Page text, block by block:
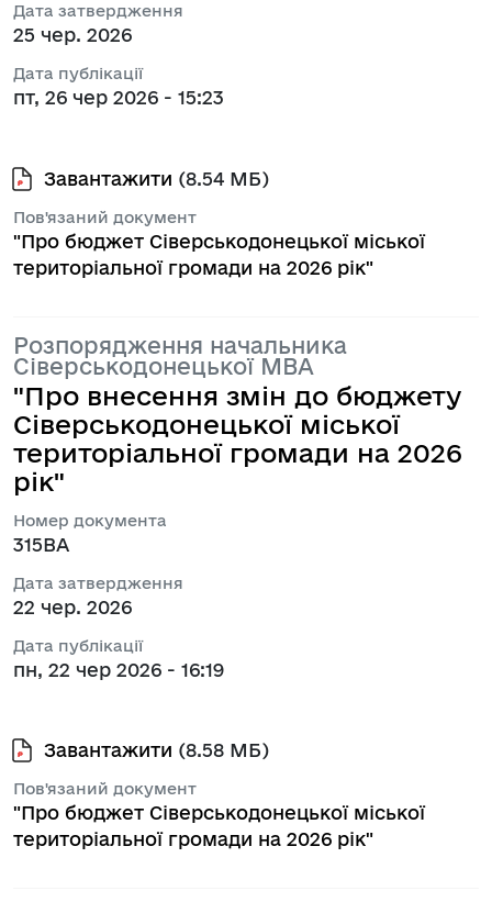
Дата затвердження
25 чер. 2026
Дата публікації
пт, 26 чер 2026 - 15:23
Завантажити (8.54 МБ)
Пов'язаний документ
"Про бюджет Сіверськодонецької міської
територіальної громади на 2026 рік"
Розпорядження начальника
Сіверськодонецької МВА
"Про внесення змін до бюджету
Сіверськодонецької міської
територіальної громади на 2026
рік"
Номер документа
315ВА
Дата затвердження
22 чер. 2026
Дата публікації
пн, 22 чер 2026 - 16:19
Завантажити (8.58 МБ)
Пов'язаний документ
"Про бюджет Сіверськодонецької міської
територіальної громади на 2026 рік"